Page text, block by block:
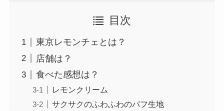
目次
東京レモンチェとは？
店舗は？
食べた感想は？
レモンクリーム
サクサクのふわふわのパフ生地